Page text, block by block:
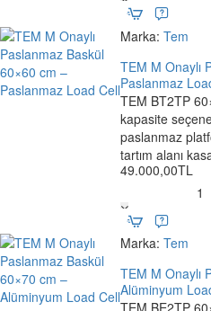
M
Onaylı
Paslanmaz
Baskül
60×60
cm
–
Alüminyum
Load
Cell
Marka: Tem
TEM M Onaylı
Paslanmaz
TEM BT2TP
kapasite
paslanmaz
tartım alanı
49.000,00TL
M
Onaylı
Paslanmaz
Baskül
60×60
Marka: Tem
TEM M Onaylı
Alüminyum